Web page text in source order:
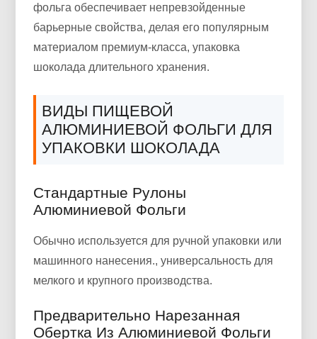
фольга обеспечивает непревзойденные
барьерные свойства, делая его популярным
материалом премиум-класса, упаковка
шоколада длительного хранения.
ВИДЫ ПИЩЕВОЙ
АЛЮМИНИЕВОЙ ФОЛЬГИ ДЛЯ
УПАКОВКИ ШОКОЛАДА
Стандартные Рулоны
Алюминиевой Фольги
Обычно используется для ручной упаковки или
машинного нанесения., универсальность для
мелкого и крупного производства.
Предварительно Нарезанная
Обертка Из Алюминиевой Фольги